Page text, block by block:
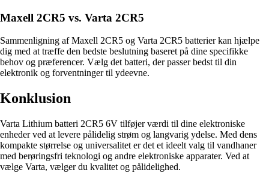
Maxell 2CR5 vs. Varta 2CR5
Sammenligning af Maxell 2CR5 og Varta 2CR5 batterier kan hjælpe
dig med at træffe den bedste beslutning baseret på dine specifikke
behov og præferencer. Vælg det batteri, der passer bedst til din
elektronik og forventninger til ydeevne.
Konklusion
Varta Lithium batteri 2CR5 6V tilføjer værdi til dine elektroniske
enheder ved at levere pålidelig strøm og langvarig ydelse. Med dens
kompakte størrelse og universalitet er det et ideelt valg til vandhaner
med berøringsfri teknologi og andre elektroniske apparater. Ved at
vælge Varta, vælger du kvalitet og pålidelighed.